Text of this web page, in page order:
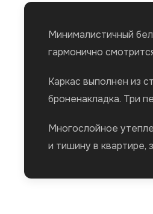
Минималистичный
гармонично
Каркас выполнен из
броненакладка. Три
Многослойное
и тишину в квартире,